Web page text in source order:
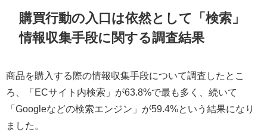
購買行動の入口は依然として「検索」
情報収集手段に関する調査結果
商品を購入する際の情報収集手段について調査したとこ
ろ、「ECサイト内検索」が63.8%で最も多く、続いて
「Googleなどの検索エンジン」が59.4%という結果になり
ました。